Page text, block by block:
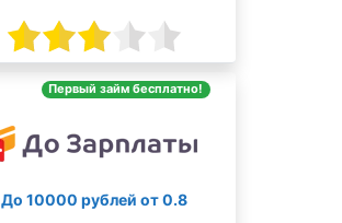
Первый займ бесплатно!
До 10000 рублей от 0.8